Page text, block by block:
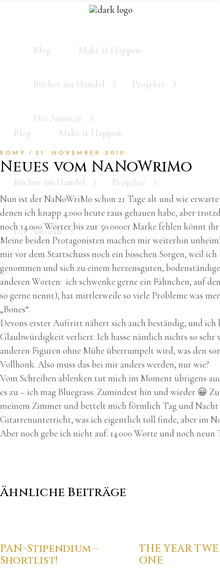
Blog Make it Happen
Bücher im Handel Projekte
Die Autorin
Blog Make it Happen
Bücher im Handel Projekte
Die Autorin
ROMY 21. NOVEMBER 2010
Neues vom NaNoWriMo
Nun ist der NaNoWriMo schon 21 Tage alt und wie
denen ich knapp 4.000 heute raus gehauen habe, aber
noch 14.000 Wörter bis zur 50.000er Marke fehlen könnt
Meine beiden Protagonisten machen mir weiterhin
mir vor dem Startschuss noch ein bisschen Sorgen, weil
genommen und sich zu einem herzensguten,
anderen Worten: ich schwenke gerne ein Fähnchen, auf
so gerne nennt), hat mittlerweile so viele Probleme was
„Bones“.
Devons erster Auftritt nähert sich auch beständig, und ich
Glaubwürdigkeit verliert. Ich hasse nämlich nichts so
anderen Figuren ohne Mühe überrumpelt wird, was den
Vollhonk. Also muss das bei mir anders werden, nur wie?
Vom Schreiben ablenken tut mich im Moment übrigens
es zu – ich mag Bluegrass. Zumindest hin und wieder 😀
meinem Zimmer und bettelt mich förmlich Tag und Nacht
Gitarrenunterricht, was ich eigentlich toll finde, aber im
Aber noch gebe ich nicht auf. 14.000 Worte und noch neun
Ähnliche Beiträge
PAN-Stipendium –
Shortlist!
THE YEAR
ONE